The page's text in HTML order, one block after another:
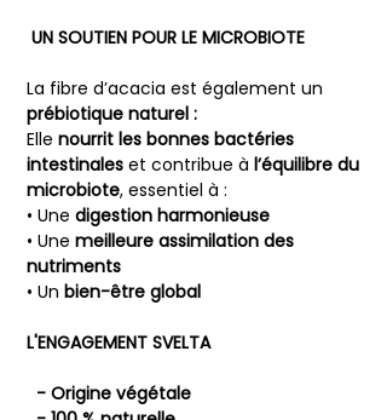
UN SOUTIEN POUR LE MICROBIOTE
La fibre d’acacia est également un
prébiotique naturel :
Elle nourrit les bonnes bactéries
intestinales et contribue à l’équilibre du
microbiote, essentiel à :
• Une digestion harmonieuse
• Une meilleure assimilation des
nutriments
• Un bien-être global
L'ENGAGEMENT SVELTA
️ - Origine végétale